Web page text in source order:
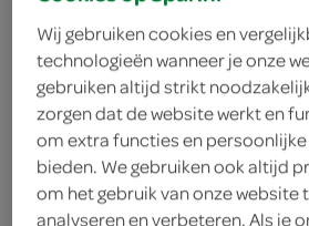
camembert
port
ingrediënten
Wij gebruiken cookies en
technologieën wanneer je onze
gebruiken altijd strikt
zorgen dat de website werkt en
om extra functies en
bieden. We gebruiken ook altijd
om het gebruik van onze website
analyseren en verbeteren. Als je